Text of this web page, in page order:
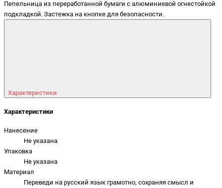
Пепельница из переработанной бумаги с алюминиевой огнестойкой
подкладкой. Застежка на кнопке для безопасности.
Характеристики
Характеристики
Нанесение
Не указана
Упаковка
Не указана
Материал
Переведи на русский язык грамотно, сохраняя смысл и